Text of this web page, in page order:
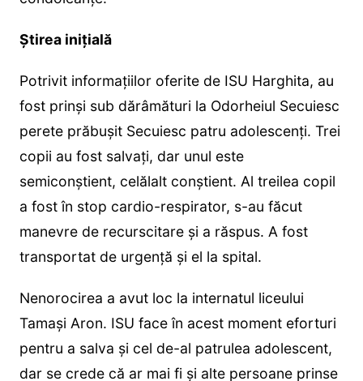
Știrea inițială
Potrivit informațiilor oferite de ISU Harghita, au
fost prinși sub dărâmături la Odorheiul Secuiesc
perete prăbușit Secuiesc patru adolescenți. Trei
copii au fost salvați, dar unul este
semiconștient, celălalt conștient. Al treilea copil
a fost în stop cardio-respirator, s-au făcut
manevre de recurscitare și a răspus. A fost
transportat de urgență și el la spital.
Nenorocirea a avut loc la internatul liceului
Tamași Aron. ISU face în acest moment eforturi
pentru a salva și cel de-al patrulea adolescent,
dar se crede că ar mai fi și alte persoane prinse